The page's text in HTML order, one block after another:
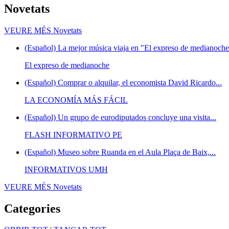
Novetats
VEURE MÉS Novetats
(Español) La mejor música viaja en "El expreso de
El expreso de medianoche
(Español) Comprar o alquilar, el economista David Ricardo...
LA ECONOMÍA MÁS FÁCIL
(Español) Un grupo de eurodiputados concluye una visita...
FLASH INFORMATIVO PE
(Español) Museo sobre Ruanda en el Aula Plaça de Baix,...
INFORMATIVOS UMH
VEURE MÉS Novetats
Categories